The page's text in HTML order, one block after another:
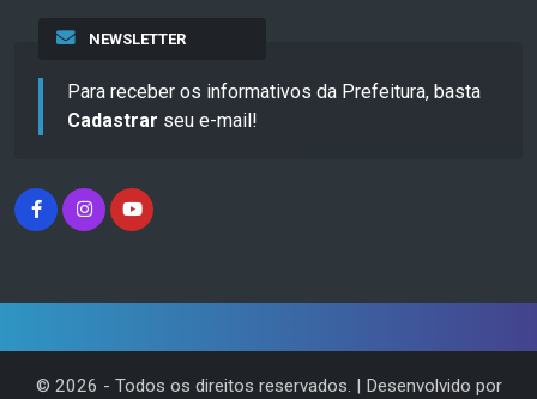
NEWSLETTER
Para receber os informativos da Prefeitura, basta
Cadastrar seu e-mail!
© 2026 - Todos os direitos reservados. | Desenvolvido por